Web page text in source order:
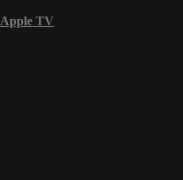
Apple TV